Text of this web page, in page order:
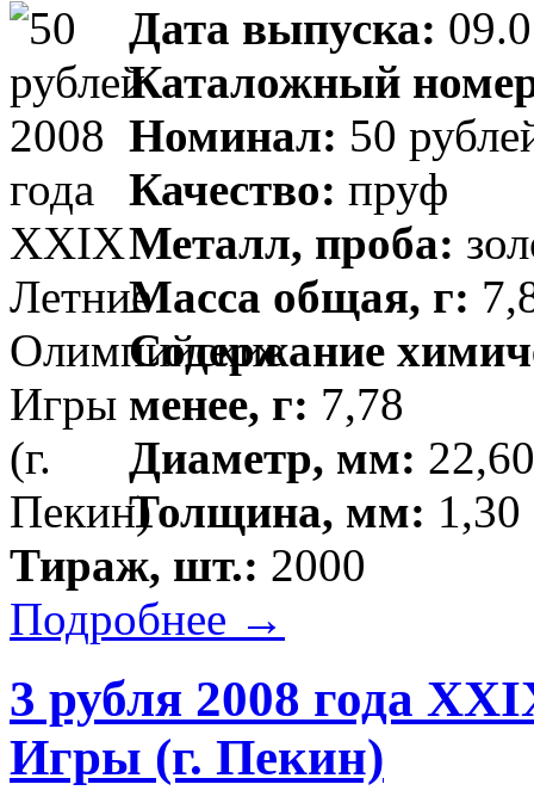
Дата выпуска:
Каталожный
Номинал: 50
Качество: пруф
Металл, проба:
Масса общая, г:
Содержание
менее, г: 7,78
Диаметр, мм:
Толщина, мм:
Тираж, шт.: 2000
Подробнее →
3 рубля 2008 года
Игры (г. Пекин)